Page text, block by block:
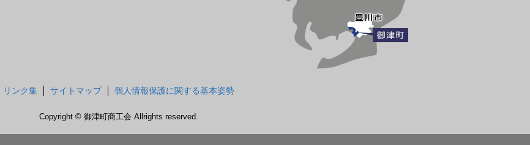
リンク集 サイトマップ 個人情報保護に関する基本姿勢
Copyright © 御津町商工会 Allrights reserved.